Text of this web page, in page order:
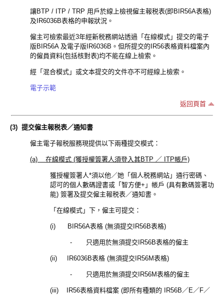
讓BTP / ITP / TRP 用戶於線上檢視僱主報税表(即BIR56A表格)
及IR6036B表格的申報狀況。
僱主可檢索最近3年經新税務網站透過「在線模式」提交的電子
版BIR56A 及電子版IR6036B。但所提交的IR56表格資料檔案內
的僱員資料(包括核對表)均不能在線上檢索。
經「混合模式」或文本提交的文件亦不可經線上檢索。
電子示範
返回頁首
(3) 提交僱主報税表／通知書
僱主電子報税服務現提供以下兩種提交模式：
(a) 在線模式 (獲授權簽署人須登入其BTP ／ ITP帳戶)
獲授權簽署人*須以他／她「個人税務網站」通行密碼、
認可的個人數碼證書或「智方便+」帳戶 (具有數碼簽署功
能) 簽署及提交僱主報税表／通知書。
「在線模式」下，僱主可提交：
(i) BIR56A表格 (無須提交IR56B表格)
- 只適用於無須提交IR56B表格的僱主
(ii) IR6036B表格 (無須提交IR56M表格)
- 只適用於無須提交IR56M表格的僱主
(iii) IR56表格資料檔案 (即所有種類的 IR56B／E／F／